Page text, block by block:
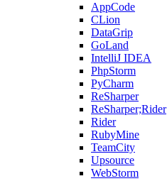
AppCode
CLion
DataGrip
GoLand
IntelliJ IDEA
PhpStorm
PyCharm
ReSharper
ReSharper;Rider
Rider
RubyMine
TeamCity
Upsource
WebStorm